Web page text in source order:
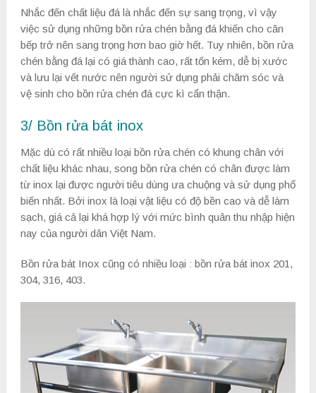
Nhắc đến chất liệu đá là nhắc đến sự sang trọng, vì vậy
việc sử dụng những bồn rửa chén bằng đá khiến cho căn
bếp trở nên sang trọng hơn bao giờ hết. Tuy nhiên, bồn rửa
chén bằng đá lại có giá thành cao, rất tốn kém, dễ bị xước
và lưu lại vết nước nên người sử dụng phải chăm sóc và
vệ sinh cho bồn rửa chén đá cực kì cẩn thận.
3/ Bồn rửa bát inox
Mặc dù có rất nhiều loại bồn rửa chén có khung chân với
chất liệu khác nhau, song bồn rửa chén có chân được làm
từ inox lại được người tiêu dùng ưa chuộng và sử dụng phổ
biến nhất. Bởi inox là loại vật liệu có độ bền cao và dễ làm
sạch, giá cả lại khá hợp lý với mức bình quân thu nhập hiện
nay của người dân Việt Nam.
Bồn rửa bát Inox cũng có nhiều loại : bồn rửa bát inox 201,
304, 316, 403.